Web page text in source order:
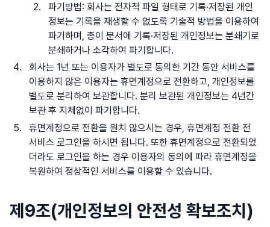
파기방법: 회사는 전자적 파일 형태로 기록·저장된 개인
정보는 기록을 재생할 수 없도록 기술적 방법을 이용하여
파기하며, 종이 문서에 기록·저장된 개인정보는 분쇄기로
분쇄하거나 소각하여 파기합니다.
회사는 1년 또는 이용자가 별도로 동의한 기간 동안 서비스를
이용하지 않은 이용자는 휴면계정으로 전환하고, 개인정보를
별도로 분리하여 보관합니다. 분리 보관된 개인정보는 4년간
보관 후 지체없이 파기합니다.
휴면계정으로 전환을 원치 않으시는 경우, 휴면계정 전환 전
서비스 로그인을 하시면 됩니다. 또한 휴면계정으로 전환되었
더라도 로그인을 하는 경우 이용자의 동의에 따라 휴면계정을
복원하여 정상적인 서비스를 이용할 수 있습니다.
제9조(개인정보의 안전성 확보조치)